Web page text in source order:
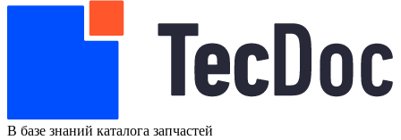
В базе знаний каталога запчастей